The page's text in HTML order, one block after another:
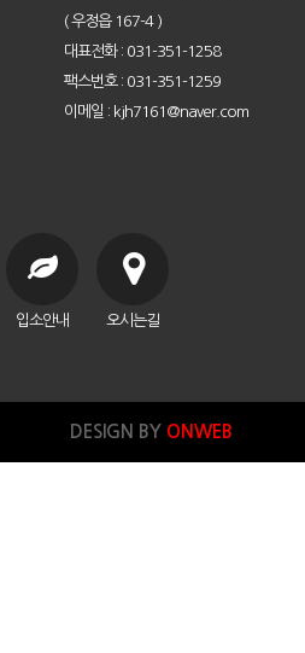
( 우정읍 167-4 )
대표전화 : 031-351-1258
팩스번호 : 031-351-1259
이메일 : kjh7161@naver.com
입소안내 오시는길
DESIGN BY ONWEB